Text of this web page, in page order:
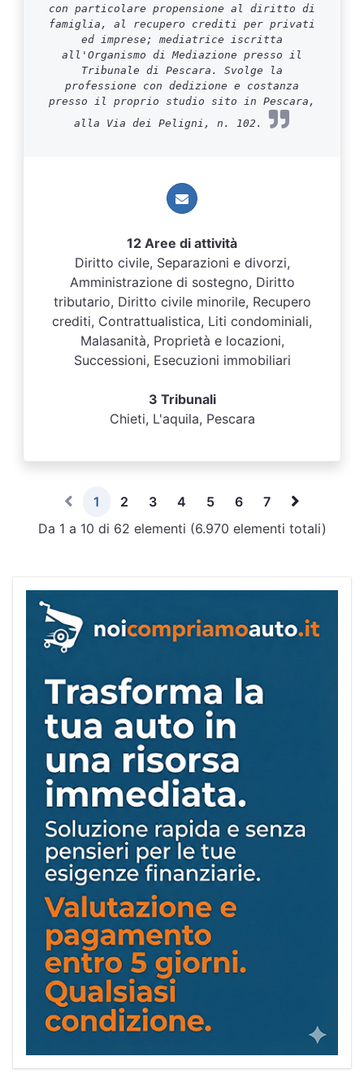
con particolare propensione al diritto di
famiglia, al recupero crediti per privati
ed imprese; mediatrice iscritta
all'Organismo di Mediazione presso il
Tribunale di Pescara. Svolge la
professione con dedizione e costanza
presso il proprio studio sito in Pescara,
alla Via dei Peligni, n. 102.
12 Aree di attività
Diritto civile, Separazioni e divorzi,
Amministrazione di sostegno, Diritto
tributario, Diritto civile minorile, Recupero
crediti, Contrattualistica, Liti condominiali,
Malasanità, Proprietà e locazioni,
Successioni, Esecuzioni immobiliari
3 Tribunali
Chieti, L'aquila, Pescara
1 2 3 4 5 6
7
Da 1 a 10 di 62 elementi (6.970 elementi totali)